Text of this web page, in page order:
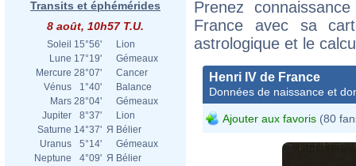
Transits et éphémérides
8 août, 10h57 T.U.
Soleil 15°56'
Lion
Lune 17°19'
Gémeaux
Mercure 28°07'
Cancer
Vénus
1°40'
Balance
Mars 28°04'
Gémeaux
Jupiter
8°37'
Lion
Saturne 14°37' Я Bélier
Uranus
5°14'
Gémeaux
Neptune
4°09' Я Bélier
Prenez
France avec sa
astrologique et le
Henri IV de France
Données de naissance et
Ajouter aux favoris (80